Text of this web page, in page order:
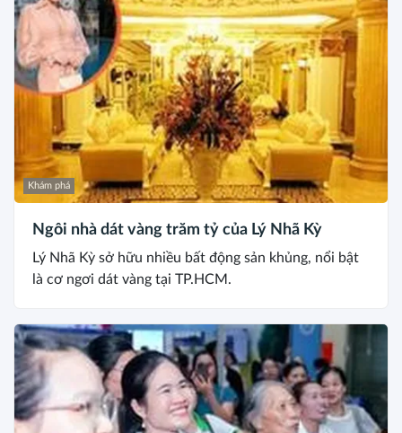
Khám phá
Ngôi nhà dát vàng trăm tỷ của Lý Nhã Kỳ
Lý Nhã Kỳ sở hữu nhiều bất động sản khủng, nổi bật
là cơ ngơi dát vàng tại TP.HCM.